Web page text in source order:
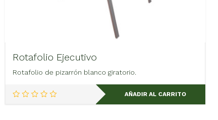
Rotafolio Ejecutivo
Rotafolio de pizarrón blanco giratorio.
AÑADIR AL CARRITO